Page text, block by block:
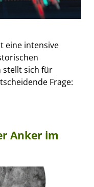
eine intensive
stellt sich für
Frage:
Anker im